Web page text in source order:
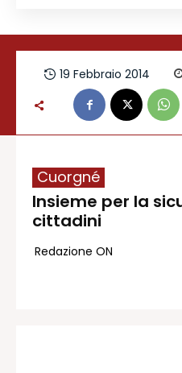
CANAVESELOCAL
ONSTYLE
Redazione
Contatti
19 Febbraio 2014
Cuorgné
Insieme per la
cittadini
Redazione ON